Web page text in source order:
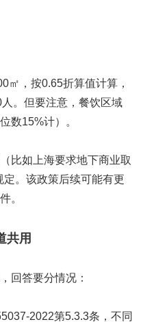
㎡，按0.65折算值计算，
。但要注意，餐饮区域
数15%计）。
比如上海要求地下商业取
。该政策后续可能有更
。
共用
回答要分情况：
2022第5.3.3条，不同